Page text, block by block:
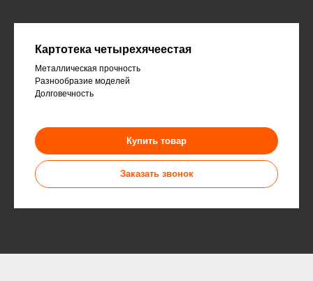
Картотека четырехячеестая
Металлическая прочность
Разнообразие моделей
Долговечность
Купить товар
Заказать звонок